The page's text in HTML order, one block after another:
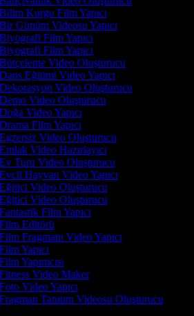
Kurgu Film Yapıcı
Günüm Videosu Yapıcı
Film Yapıcı
Film Yapıcı
Video Oluşturucu
Eğitimi Video Yapıcı
Video Oluşturucu
Video Oluşturucu
Video Yapıcı
Film Yapıcı
Video Oluşturucu
Video Hazırlayıcı
Turu Video Oluşturucu
Hayvan Video Yapıcı
Video Oluşturucu
Video Oluşturucu
Film Yapıcı
Editörü
Fragmanı Video Yapıcı
Yapıcı
Yapımcısı
Video Maker
Video Yapıcı
Tanıtım Videosu Oluşturucu